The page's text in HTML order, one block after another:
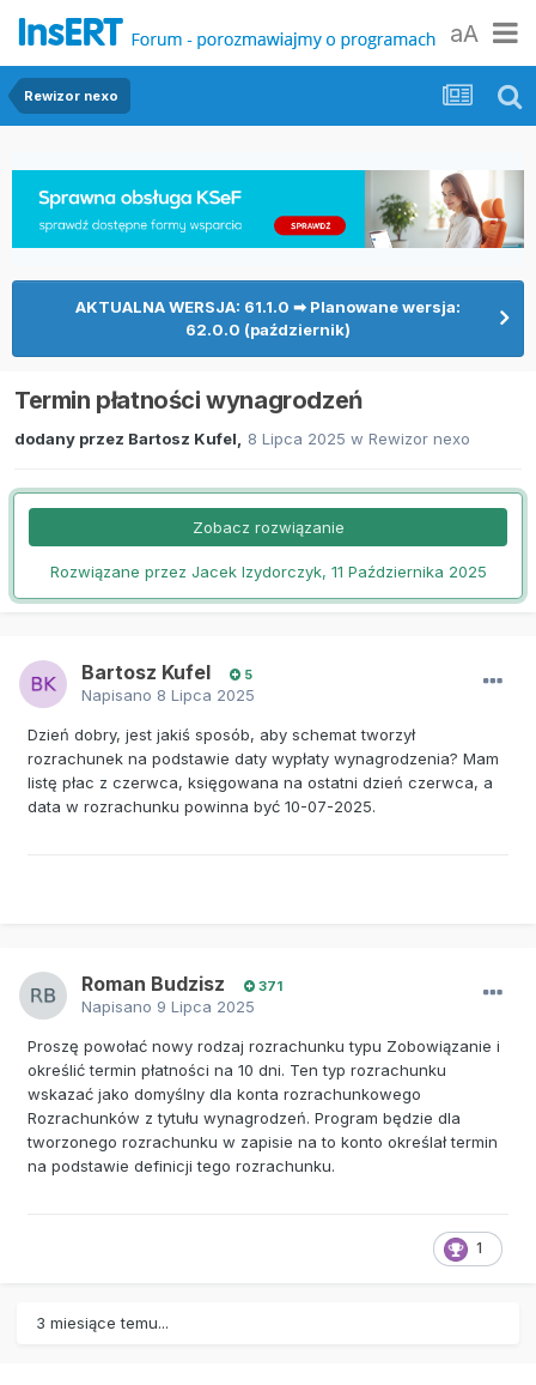
aA
Rewizor nexo
AKTUALNA WERSJA: 61.1.0 ➡ Planowane wersja:
62.0.0 (październik)
Termin płatności wynagrodzeń
dodany przez Bartosz Kufel 8 Lipca 2025 w Rewizor nexo
Zobacz rozwiązanie
Rozwiązane przez Jacek Izydorczyk, 11 Października 2025
Bartosz Kufel 5
Napisano 8 Lipca 2025
Dzień dobry, jest jakiś sposób, aby schemat tworzył
rozrachunek na podstawie daty wypłaty wynagrodzenia? Mam
listę płac z czerwca, księgowana na ostatni dzień czerwca, a
data w rozrachunku powinna być 10-07-2025.
Roman Budzisz 371
Napisano 9 Lipca 2025
Proszę powołać nowy rodzaj rozrachunku typu Zobowiązanie i
określić termin płatności na 10 dni. Ten typ rozrachunku
wskazać jako domyślny dla konta rozrachunkowego
Rozrachunków z tytułu wynagrodzeń. Program będzie dla
tworzonego rozrachunku w zapisie na to konto określał termin
na podstawie definicji tego rozrachunku.
1
3 miesiące temu...